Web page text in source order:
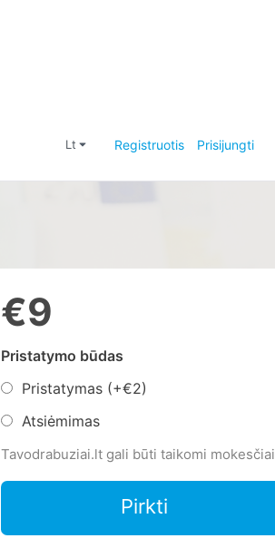
lt Registruotis Prisijungti
€9
Pristatymo būdas
Pristatymas (+€2)
Atsiėmimas
Tavodrabuziai.lt gali būti taikomi mokesčiai
Pirkti